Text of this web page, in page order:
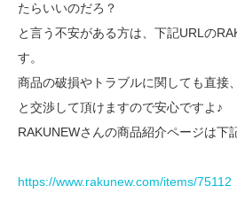
たらいいのだろ？
と言う不安がある方は、下記URLの
す。
商品の破損やトラブルに関しても直接
と交渉して頂けますので安心ですよ♪
RAKUNEWさんの商品紹介ページは下
https://www.rakunew.com/items/75112